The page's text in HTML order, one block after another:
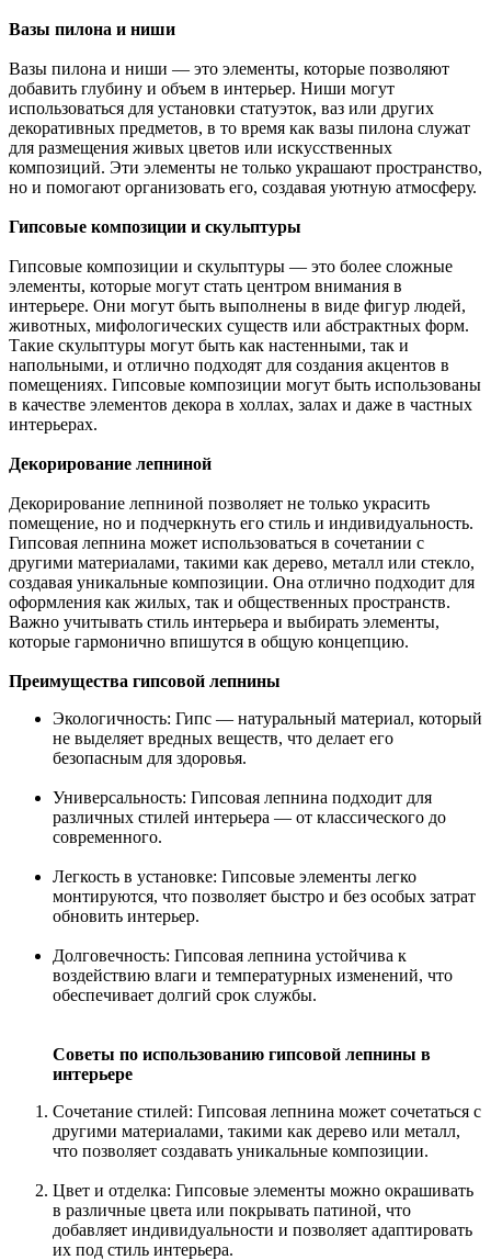
Вазы пилона и ниши
Вазы пилона и ниши — это элементы, которые позволяют
добавить глубину и объем в интерьер. Ниши могут
использоваться для установки статуэток, ваз или других
декоративных предметов, в то время как вазы пилона служат
для размещения живых цветов или искусственных
композиций. Эти элементы не только украшают пространство,
но и помогают организовать его, создавая уютную атмосферу.
Гипсовые композиции и скульптуры
Гипсовые композиции и скульптуры — это более сложные
элементы, которые могут стать центром внимания в
интерьере. Они могут быть выполнены в виде фигур людей,
животных, мифологических существ или абстрактных форм.
Такие скульптуры могут быть как настенными, так и
напольными, и отлично подходят для создания акцентов в
помещениях. Гипсовые композиции могут быть использованы
в качестве элементов декора в холлах, залах и даже в частных
интерьерах.
Декорирование лепниной
Декорирование лепниной позволяет не только украсить
помещение, но и подчеркнуть его стиль и индивидуальность.
Гипсовая лепнина может использоваться в сочетании с
другими материалами, такими как дерево, металл или стекло,
создавая уникальные композиции. Она отлично подходит для
оформления как жилых, так и общественных пространств.
Важно учитывать стиль интерьера и выбирать элементы,
которые гармонично впишутся в общую концепцию.
Преимущества гипсовой лепнины
Экологичность: Гипс — натуральный материал, который
не выделяет вредных веществ, что делает его
безопасным для здоровья.
Универсальность: Гипсовая лепнина подходит для
различных стилей интерьера — от классического до
современного.
Легкость в установке: Гипсовые элементы легко
монтируются, что позволяет быстро и без особых затрат
обновить интерьер.
Долговечность: Гипсовая лепнина устойчива к
воздействию влаги и температурных изменений, что
обеспечивает долгий срок службы.
Советы по использованию гипсовой лепнины в
интерьере
Сочетание стилей: Гипсовая лепнина может сочетаться с
другими материалами, такими как дерево или металл,
что позволяет создавать уникальные композиции.
Цвет и отделка: Гипсовые элементы можно окрашивать
в различные цвета или покрывать патиной, что
добавляет индивидуальности и позволяет адаптировать
их под стиль интерьера.